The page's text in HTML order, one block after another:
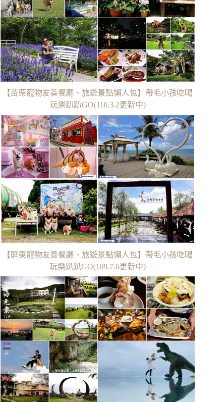
【苗栗寵物友善餐廳、旅遊景點懶人包】帶毛小孩吃喝
玩樂趴趴GO(110.3.2更新中)
【屏東寵物友善餐廳、旅遊景點懶人包】帶毛小孩吃喝
玩樂趴趴GO(109.7.6更新中)